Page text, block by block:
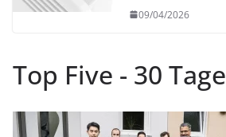
09/04/2026
Top Five - 30 Tage